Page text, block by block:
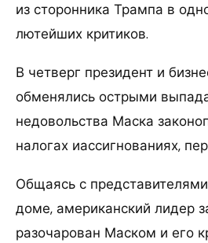
из сторонника Трампа в
лютейших критиков.
В четверг президент и
обменялись острыми
недовольства Маска
налогах иассигнованиях,
Общаясь с
доме, американский лидер
разочарован Маском и его